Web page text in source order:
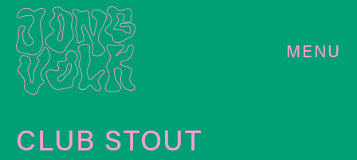
MENU
CLUB STOUT